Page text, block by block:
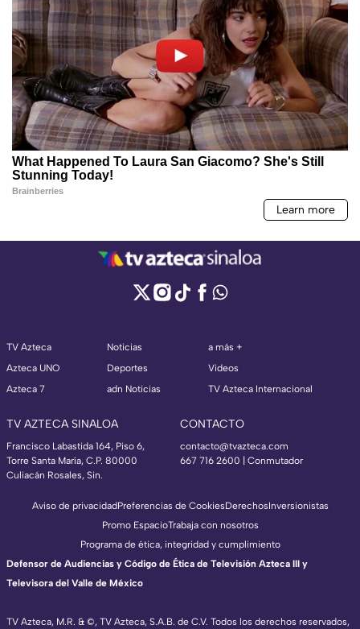
TV Azteca
Azteca UNO
Azteca 7
Noticias
Deportes
adn Noticias
a más +
Videos
TV Azteca Internacional
TV AZTECA SINALOA
Francisco Labastida 164, Piso 6,
Torre Santa María, C.P. 80000
Culiacán Rosales, Sin.
CONTACTO
contacto@tvazteca.com
667 716 2600 | Conmutador
TV Azteca, M.R. & ©, TV Azteca, S.A.B. de C.V. Todos los derechos reservados,
Aviso de privacidadPreferencias de CookiesDerechosInversionistas
Promo EspacioTrabaja con nosotros
Programa de ética, integridad y cumplimiento
Defensor de Audiencias y Código de Ética de Televisión Azteca III y
Televisora del Valle de México